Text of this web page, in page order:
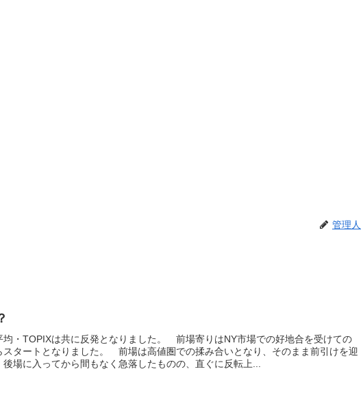
管理人
均・TOPIXは共に反発となりました。 前場寄りはNY市場での好地合を受けての
スタートとなりました。 前場は高値圏での揉み合いとなり、そのまま前引けを迎
場に入ってから間もなく急落したものの、直ぐに反転上...